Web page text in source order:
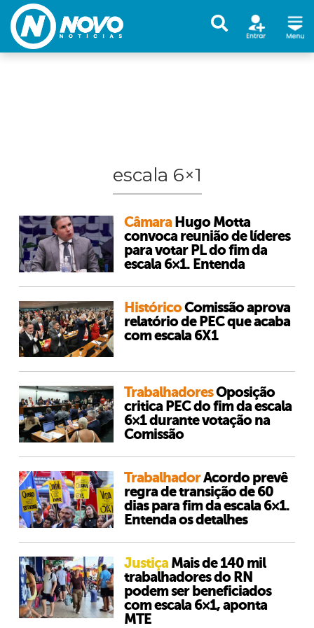
escala 6×1
Câmara Hugo Motta
convoca reunião de líderes
para votar PL do fim da
escala 6×1. Entenda
HistóricoComissão aprova
relatório de PEC que acaba
com escala 6X1
TrabalhadoresOposição
critica PEC do fim da escala
6×1 durante votação na
Comissão
TrabalhadorAcordo prevê
regra de transição de 60
dias para fim da escala 6×1.
Entenda os detalhes
Justiça Mais de 140 mil
trabalhadores do RN
podem ser beneficiados
com escala 6×1, aponta
MTE